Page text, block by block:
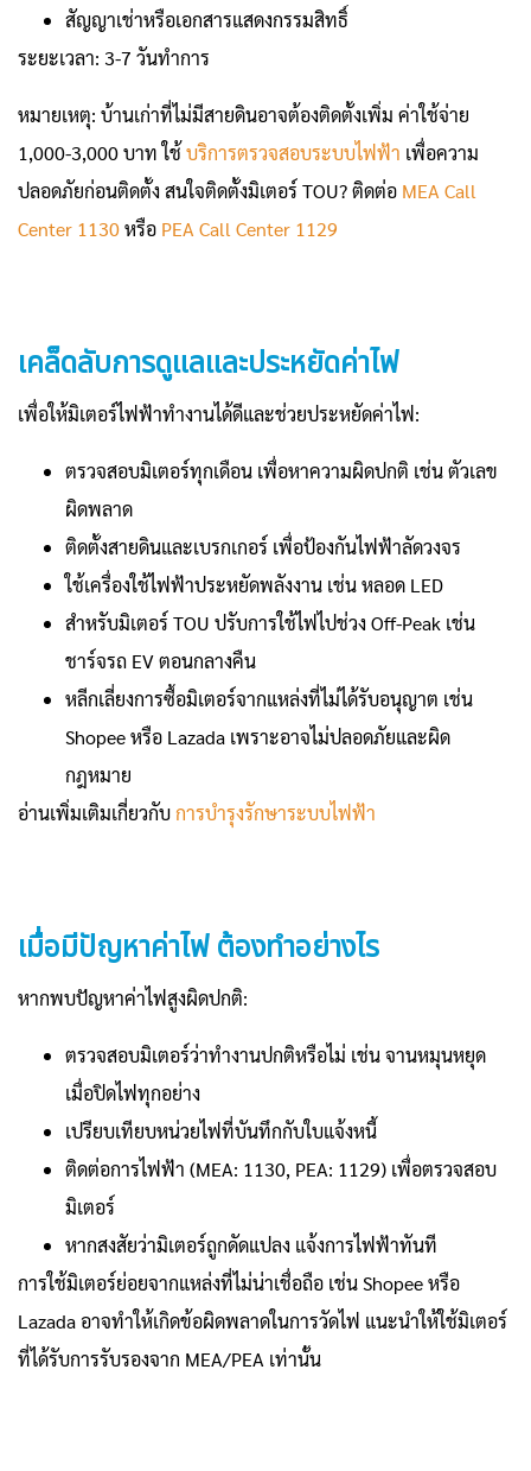
สัญญาเช่าหรือเอกสารแสดงกรรมสิทธิ์
ระยะเวลา: 3-7 วันทำการ
หมายเหตุ: บ้านเก่าที่ไม่มีสายดินอาจต้องติดตั้งเพิ่ม ค่าใช้จ่าย
1,000-3,000 บาท ใช้ บริการตรวจสอบระบบไฟฟ้า เพื่อความ
ปลอดภัยก่อนติดตั้ง สนใจติดตั้งมิเตอร์ TOU? ติดต่อ MEA Call
Center 1130หรือ PEA Call Center 1129
เคล็ดลับการดูแลและประหยัดค่าไฟ
เพื่อให้มิเตอร์ไฟฟ้าทำงานได้ดีและช่วยประหยัดค่าไฟ:
ตรวจสอบมิเตอร์ทุกเดือน เพื่อหาความผิดปกติ เช่น ตัวเลข
ผิดพลาด
ติดตั้งสายดินและเบรกเกอร์ เพื่อป้องกันไฟฟ้าลัดวงจร
ใช้เครื่องใช้ไฟฟ้าประหยัดพลังงาน เช่น หลอด LED
สำหรับมิเตอร์ TOU ปรับการใช้ไฟไปช่วง Off-Peak เช่น
ชาร์จรถ EV ตอนกลางคืน
หลีกเลี่ยงการซื้อมิเตอร์จากแหล่งที่ไม่ได้รับอนุญาต เช่น
Shopee หรือ Lazada เพราะอาจไม่ปลอดภัยและผิด
กฎหมาย
อ่านเพิ่มเติมเกี่ยวกับการบำรุงรักษาระบบไฟฟ้า
เมื่อมีปัญหาค่าไฟ ต้องทำอย่างไร
หากพบปัญหาค่าไฟสูงผิดปกติ:
ตรวจสอบมิเตอร์ว่าทำงานปกติหรือไม่ เช่น จานหมุนหยุด
เมื่อปิดไฟทุกอย่าง
เปรียบเทียบหน่วยไฟที่บันทึกกับใบแจ้งหนี้
ติดต่อการไฟฟ้า (MEA: 1130, PEA: 1129) เพื่อตรวจสอบ
มิเตอร์
หากสงสัยว่ามิเตอร์ถูกดัดแปลง แจ้งการไฟฟ้าทันที
การใช้มิเตอร์ย่อยจากแหล่งที่ไม่น่าเชื่อถือ เช่น Shopee หรือ
Lazada อาจทำให้เกิดข้อผิดพลาดในการวัดไฟ แนะนำให้ใช้มิเตอร์
ที่ได้รับการรับรองจาก MEA/PEA เท่านั้น